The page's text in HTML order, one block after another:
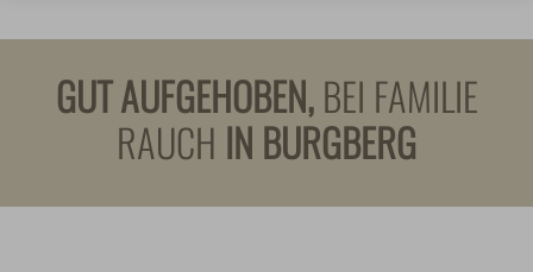
GUT AUFGEHOBEN,BEI FAMILIE
RAUCH IN BURGBERG